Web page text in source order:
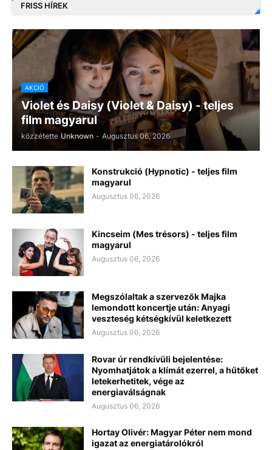
FRISS HÍREK
AKCIÓ
Violet és Daisy (Violet & Daisy) - teljes
film magyarul
közzétette Unknown - Augusztus 06, 2026
Konstrukció (Hypnotic) - teljes film
magyarul
Augusztus 06, 2026
Kincseim (Mes trésors) - teljes film
magyarul
Augusztus 06, 2026
Megszólaltak a szervezők Majka
lemondott koncertje után: Anyagi
veszteség kétségkívül keletkezett
Augusztus 06, 2026
Rovar úr rendkívüli bejelentése:
Nyomhatjátok a klímát ezerrel, a hűtőket
letekerhetitek, vége az
energiaválságnak
Augusztus 06, 2026
Hortay Olivér: Magyar Péter nem mond
igazat az energiatárolókról